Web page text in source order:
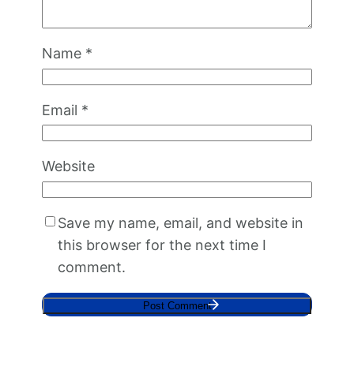
Name *
Email *
Website
Save my name, email, and website in
this browser for the next time I
comment.